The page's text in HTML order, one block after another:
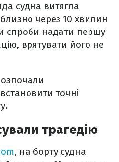
судна витягла
через 10 хвилин
спроби надати першу
врятувати його не
точні
трагедію
, на борту судна